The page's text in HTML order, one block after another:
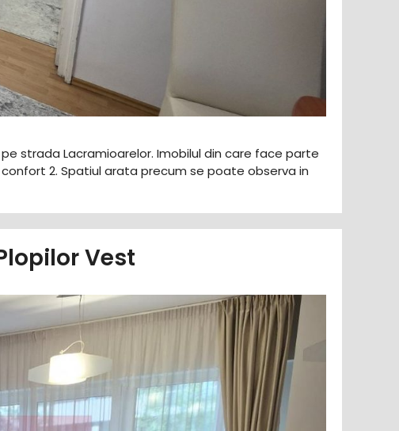
strada Lacramioarelor. Imobilul din care face parte
2. Spatiul arata precum se poate observa in
Vest